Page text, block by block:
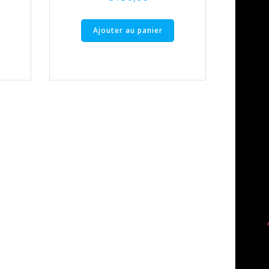
Ajouter au panier